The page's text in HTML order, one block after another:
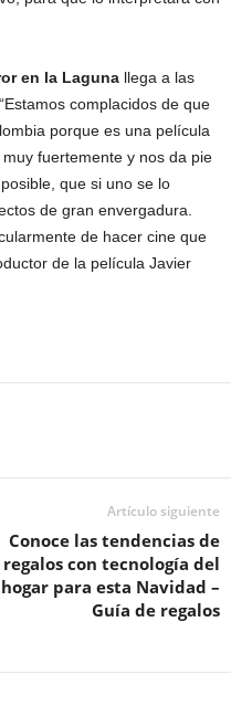
en la Laguna llega a las
complacidos de que
porque es una película
fuertemente y nos da pie
que si uno se lo
de gran envergadura.
de hacer cine que
de la película Javier
Artículo siguiente
Conoce las tendencias de
regalos con tecnología del
hogar para esta Navidad –
Guía de regalos